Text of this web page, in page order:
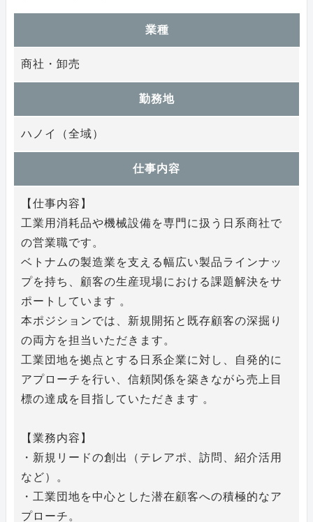
業種
商社・卸売
勤務地
ハノイ（全域）
仕事内容
【仕事内容】
工業用消耗品や機械設備を専門に扱う日系商社で
の営業職です。
ベトナムの製造業を支える幅広い製品ラインナッ
プを持ち、顧客の生産現場における課題解決をサ
ポートしています 。
本ポジションでは、新規開拓と既存顧客の深掘り
の両方を担当いただきます。
工業団地を拠点とする日系企業に対し、自発的に
アプローチを行い、信頼関係を築きながら売上目
標の達成を目指していただきます 。
【業務内容】
・新規リードの創出（テレアポ、訪問、紹介活用
など）。
・工業団地を中心とした潜在顧客への積極的なア
プローチ。